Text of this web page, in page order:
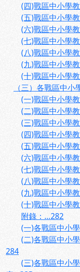
(四)戰區中小學
(五)戰區中小學
(六)戰區中小學
(七)戰區中小學
(八)戰區中小學
(九)戰區中小學
(十)戰區中小學
（三）各戰區中
(一)戰區中小學
(二)戰區中小學
(三)戰區中小學
(四)戰區中小學
(五)戰區中小學
(六)戰區中小學
(七)戰區中小學
(八)戰區中小學
(九)戰區中小學
(十)戰區中小學
附錄：…282
(一)各戰區中小
(二)各戰區中小
284
(三)各戰區中小